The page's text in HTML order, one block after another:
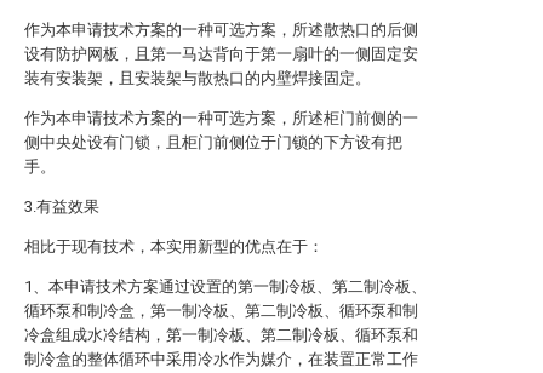
作为本申请技术方案的一种可选方案，所述散热口的后侧
设有防护网板，且第一马达背向于第一扇叶的一侧固定安
装有安装架，且安装架与散热口的内壁焊接固定。
作为本申请技术方案的一种可选方案，所述柜门前侧的一
侧中央处设有门锁，且柜门前侧位于门锁的下方设有把
手。
3.有益效果
相比于现有技术，本实用新型的优点在于：
1、本申请技术方案通过设置的第一制冷板、第二制冷板、
循环泵和制冷盒，第一制冷板、第二制冷板、循环泵和制
冷盒组成水冷结构，第一制冷板、第二制冷板、循环泵和
制冷盒的整体循环中采用冷水作为媒介，在装置正常工作